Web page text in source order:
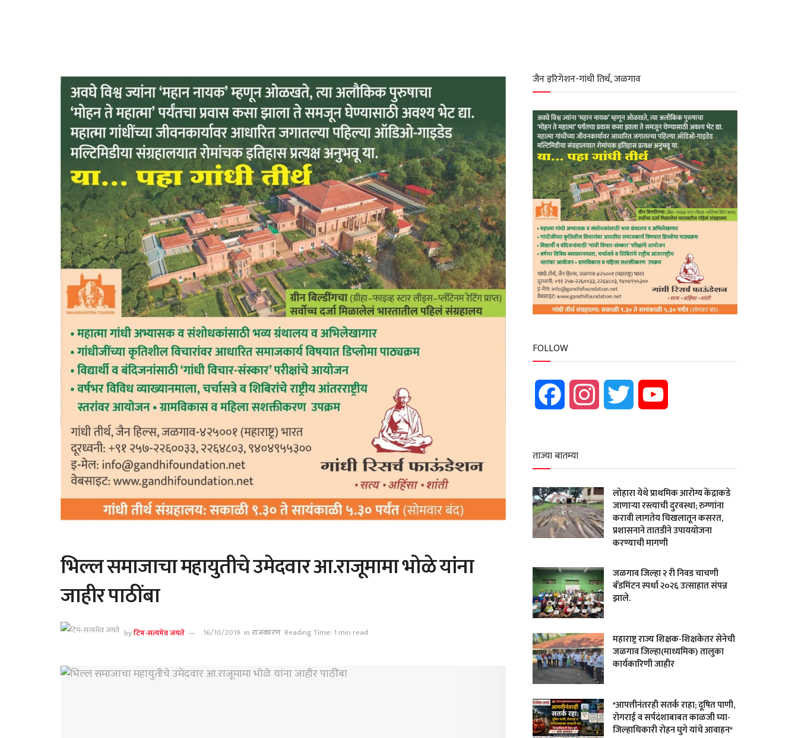
भिल्ल समाजाचा महायुतीचे उमेदवार आ.राजूमामा भोळे यांना
जाहीर पाठींबा
byटिम-सत्यमेव जयते 16/10/2019 inराजकारण Reading Time: 1 min read
जैन इरिगेशन-गांधी तिर्थ, जळगाव
FOLLOW
Facebook Instagram Twitter
ताज्या बातम्या
लोहारा येथे प्राथमिक आरोग्य केंद्राकडे
जाणाऱ्या रस्त्याची दुरवस्था; रुग्णांना
करावी लागतेय चिखलातून कसरत,
प्रशासनाने तातडीने उपाययोजना
करण्याची मागणी
जळगाव जिल्हा २ री निवड चाचणी
बॅडमिंटन स्पर्धा २०२६ उत्साहात संपन्न
झाले.
महाराष्ट्र राज्य शिक्षक-शिक्षकेतर सेनेची
जळगाव जिल्हा(माध्यमिक) तालुका
कार्यकारिणी जाहीर
*आपत्तीनंतरही सतर्क राहा; दूषित पाणी,
रोगराई व सर्पदंशाबाबत काळजी घ्या-
जिल्हाधिकारी रोहन घुगे यांचे आवाहन*